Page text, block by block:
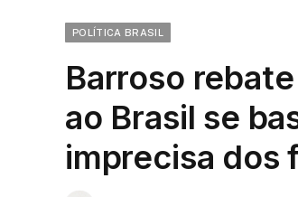
POLÍTICA BRASIL
Barroso
ao Brasil se
imprecisa dos